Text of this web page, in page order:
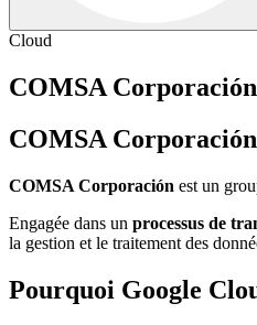
Cloud
COMSA
COMSA
COMSA Corporación est un
Engagée dans un processus de
la gestion et le traitement des
Pourquoi Google